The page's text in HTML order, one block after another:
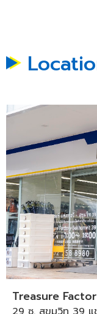
Treasure